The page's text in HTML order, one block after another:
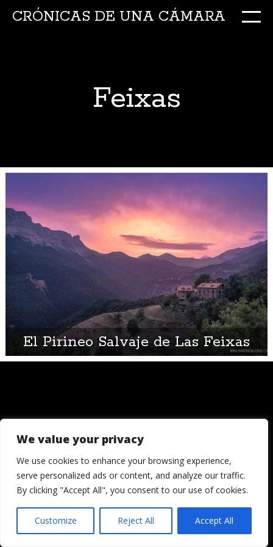
We value your privacy
We use cookies to enhance your browsing experience,
serve personalized ads or content, and analyze our traffic.
By clicking "Accept All", you consent to our use of cookies.
Customize Reject All Accept All
CRÓNICAS DE UNA CÁMARA
Feixas
El Pirineo Salvaje de Las Feixas
© 2006 - 2026
dicen que llegada una edad es hora de asentar la
cabeza. Decepcionémosles.
Crónicas de una cámara es un blog de Ignacio